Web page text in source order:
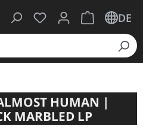
Du hast 0 Produkte
Warenkorb
DE
HUMAN |
MARBLED LP